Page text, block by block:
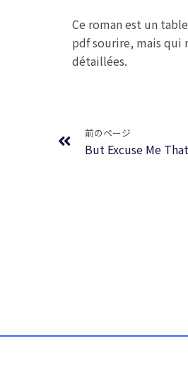
Ce roman est un
pdf sourire, mais qui
détaillées.
前のページ